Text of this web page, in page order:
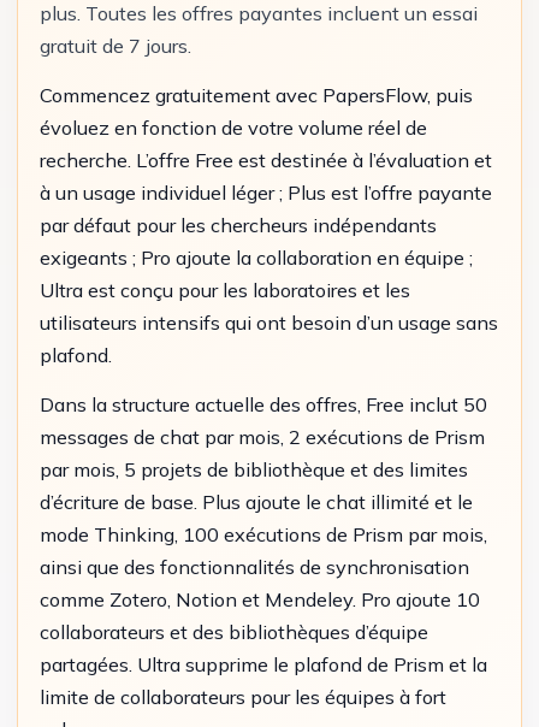
plus. Toutes les offres payantes incluent un essai
gratuit de 7 jours.
Commencez gratuitement avec PapersFlow, puis
évoluez en fonction de votre volume réel de
recherche. L’offre Free est destinée à l’évaluation et
à un usage individuel léger ; Plus est l’offre payante
par défaut pour les chercheurs indépendants
exigeants ; Pro ajoute la collaboration en équipe ;
Ultra est conçu pour les laboratoires et les
utilisateurs intensifs qui ont besoin d’un usage sans
plafond.
Dans la structure actuelle des offres, Free inclut 50
messages de chat par mois, 2 exécutions de Prism
par mois, 5 projets de bibliothèque et des limites
d’écriture de base. Plus ajoute le chat illimité et le
mode Thinking, 100 exécutions de Prism par mois,
ainsi que des fonctionnalités de synchronisation
comme Zotero, Notion et Mendeley. Pro ajoute 10
collaborateurs et des bibliothèques d’équipe
partagées. Ultra supprime le plafond de Prism et la
limite de collaborateurs pour les équipes à fort